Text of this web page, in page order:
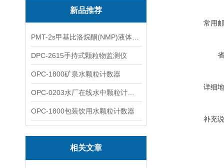
新品推荐
DPC-2615手持式颗粒物监测仪
OPC-1800矿泉水颗粒计数器
OPC-1800包装饮用水颗粒计数器
相关文章
常用
详细
补充